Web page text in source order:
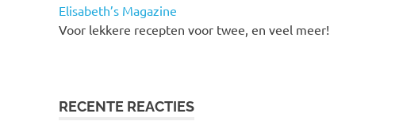
Elisabeth’s Magazine
Voor lekkere recepten voor twee, en veel meer!
RECENTE REACTIES